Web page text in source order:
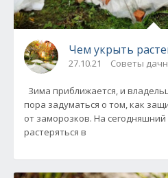
Чем укрыть
27.10.21 Советы
Зима приближается, и
пора задуматься о том, как
от заморозков. На
растеряться в